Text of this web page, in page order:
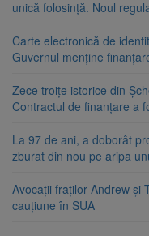
unică folosință. Noul
Carte electronică de
Guvernul menține
Zece troițe istorice din
Contractul de finanțare a
La 97 de ani, a doborât
zburat din nou pe aripa
Avocații fraților Andrew și
cauțiune în SUA